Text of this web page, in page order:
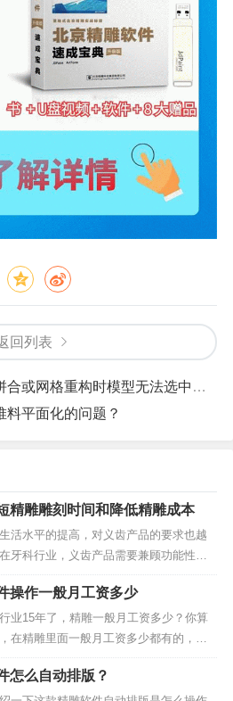
回列表
网格重构时模型无法选中的问题？
料平面化的问题？
精雕雕刻时间和降低精雕成本
活水平的提高，对义齿产品的要求也越
牙科行业，义齿产品需要兼顾功能性和
方面。然而，传统手工工艺制作生产周
环节多，无法保证产品精度，已不能适
发展趋势。鉴于此，北京精雕面向义齿
产品加工提...
操作一般月工资多少
业15年了，精雕一般月工资多少？你算
在精雕里面一般月工资多少都有的，有5
，一般精雕新手起步也有个4千的！网友Q
雕通常都是在小加工店，一个人画四到
怎么自动排版？